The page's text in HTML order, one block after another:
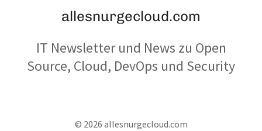
allesnurgecloud.com
IT Newsletter und News zu Open
Source, Cloud, DevOps und Security
© 2026 allesnurgecloud.com